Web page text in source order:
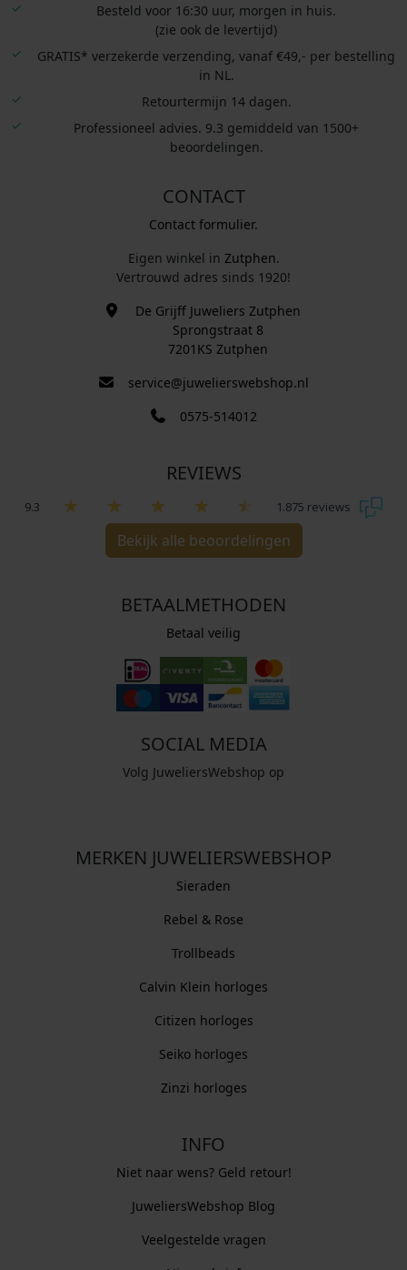
Besteld voor 16:30 uur, morgen in huis.
(zie ook de levertijd)
GRATIS* verzekerde verzending, vanaf €49,- per bestelling
in NL.
Retourtermijn 14 dagen.
Professioneel advies. 9.3 gemiddeld van 1500+
beoordelingen.
CONTACT
Contact formulier.
Eigen winkel in Zutphen.
Vertrouwd adres sinds 1920!
De Grijff Juweliers Zutphen
Sprongstraat 8
7201KS Zutphen
service@juwelierswebshop.nl
0575-514012
REVIEWS
9.3 1.875 reviews
Bekijk alle beoordelingen
BETAALMETHODEN
Betaal veilig
SOCIAL MEDIA
Volg JuweliersWebshop op
MERKEN JUWELIERSWEBSHOP
Sieraden
Rebel & Rose
Trollbeads
Calvin Klein horloges
Citizen horloges
Seiko horloges
Zinzi horloges
INFO
Niet naar wens? Geld retour!
JuweliersWebshop Blog
Veelgestelde vragen